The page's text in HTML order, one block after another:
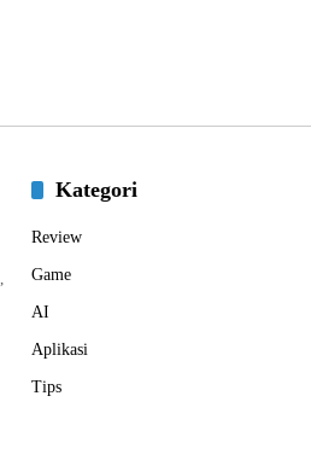
Kategori
Review
Game
AI
Aplikasi
Tips